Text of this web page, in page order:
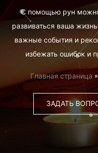
С помощью рун можно
развиваться ваша
важные события и
избежать ошибок и
Главная страница»
ЗАДАТЬ